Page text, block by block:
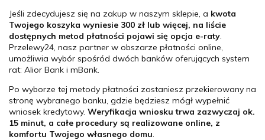
Jeśli zdecydujesz się na zakup w naszym sklepie, a kwota
Twojego koszyka wyniesie 300 zł lub więcej, na liście
dostępnych metod płatności pojawi się opcja e-raty.
Przelewy24, nasz partner w obszarze płatności online,
umożliwia wybór spośród dwóch banków oferujących system
rat: Alior Bank i mBank.
Po wyborze tej metody płatności zostaniesz przekierowany na
stronę wybranego banku, gdzie będziesz mógł wypełnić
wniosek kredytowy. Weryfikacja wniosku trwa zazwyczaj ok.
15 minut, a całe procedury są realizowane online, z
komfortu Twojego własnego domu.